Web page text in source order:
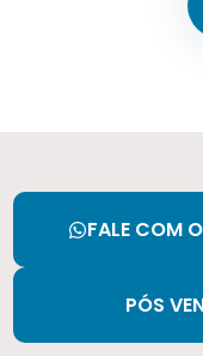
FALE COM
PÓS